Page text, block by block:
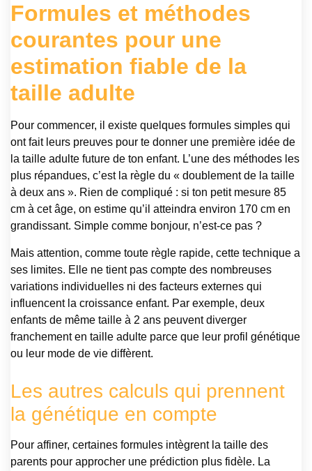
Formules et méthodes
courantes pour une
estimation fiable de la
taille adulte
Pour commencer, il existe quelques formules simples qui
ont fait leurs preuves pour te donner une première idée de
la taille adulte future de ton enfant. L’une des méthodes les
plus répandues, c’est la règle du « doublement de la taille
à deux ans ». Rien de compliqué : si ton petit mesure 85
cm à cet âge, on estime qu’il atteindra environ 170 cm en
grandissant. Simple comme bonjour, n’est-ce pas ?
Mais attention, comme toute règle rapide, cette technique a
ses limites. Elle ne tient pas compte des nombreuses
variations individuelles ni des facteurs externes qui
influencent la croissance enfant. Par exemple, deux
enfants de même taille à 2 ans peuvent diverger
franchement en taille adulte parce que leur profil génétique
ou leur mode de vie diffèrent.
Les autres calculs qui prennent
la génétique en compte
Pour affiner, certaines formules intègrent la taille des
parents pour approcher une prédiction plus fidèle. La